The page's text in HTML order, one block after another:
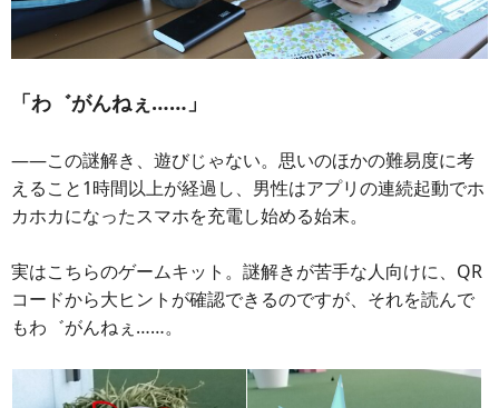
「わ゛がんねぇ……」
――この謎解き、遊びじゃない。思いのほかの難易度に考
えること1時間以上が経過し、男性はアプリの連続起動でホ
カホカになったスマホを充電し始める始末。
実はこちらのゲームキット。謎解きが苦手な人向けに、QR
コードから大ヒントが確認できるのですが、それを読んで
もわ゛がんねぇ……。